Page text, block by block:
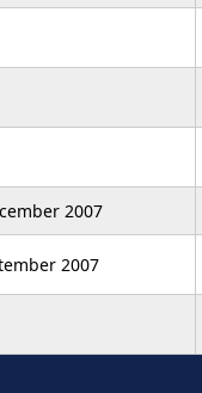
2007
2007